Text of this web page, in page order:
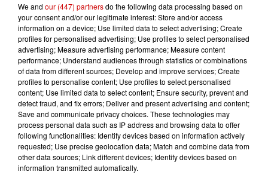
15h02
Éclipse solaire : découvrez les
meilleurs spots d'observation
du...
11h51
À LA UNE : professeur
condamné, repreneurs pour
Duralex et la...
We and our (447) partnersdo the following data processing based on
your consent and/or our legitimate interest: Store and/or access
information on a device; Use limited data to select advertising; Create
profiles for personalised advertising; Use profiles to select personalised
advertising; Measure advertising performance; Measure content
performance; Understand audiences through statistics or combinations
of data from different sources; Develop and improve services; Create
profiles to personalise content; Use profiles to select personalised
content; Use limited data to select content; Ensure security, prevent and
detect fraud, and fix errors; Deliver and present advertising and content;
Save and communicate privacy choices. These technologies may
process personal data such as IP address and browsing data to offer
following functionalities: Identify devices based on information actively
requested; Use precise geolocation data; Match and combine data from
other data sources; Link different devices; Identify devices based on
information transmitted automatically.